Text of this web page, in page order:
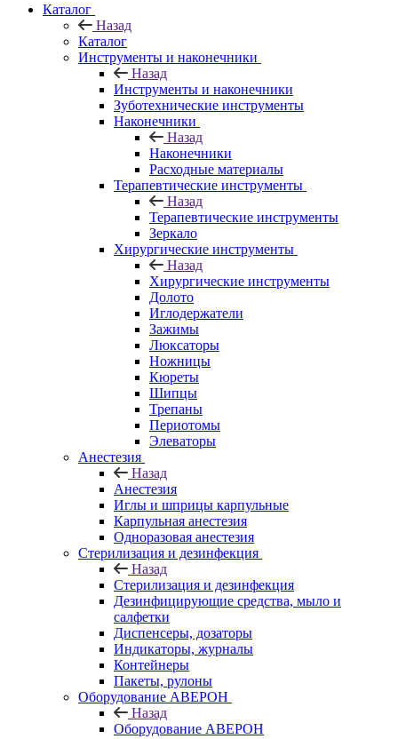
Каталог
Назад
Каталог
Инструменты и наконечники
Назад
Инструменты и наконечники
Зуботехнические инструменты
Наконечники
Назад
Наконечники
Расходные материалы
Терапевтические инструменты
Назад
Терапевтические инструменты
Зеркало
Хирургические инструменты
Назад
Хирургические инструменты
Долото
Иглодержатели
Зажимы
Люксаторы
Ножницы
Кюреты
Шипцы
Трепаны
Периотомы
Элеваторы
Анестезия
Назад
Анестезия
Иглы и шприцы карпульные
Карпульная анестезия
Одноразовая анестезия
Стерилизация и дезинфекция
Назад
Стерилизация и дезинфекция
Дезинфицирующие средства, мыло и
салфетки
Диспенсеры, дозаторы
Индикаторы, журналы
Контейнеры
Пакеты, рулоны
Оборудование АВЕРОН
Назад
Оборудование АВЕРОН